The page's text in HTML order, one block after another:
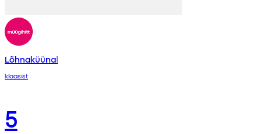
Lõhnaküünal
klaasist
5